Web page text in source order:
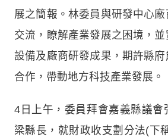
展之簡報。林委員與研發中心
交流，瞭解產業發展之困境，
設備及廠商研發成果，期許縣
合作，帶動地方科技產業發展。
4日上午，委員拜會嘉義縣議會
梁縣長，就財政收支劃分法(下